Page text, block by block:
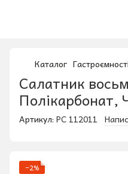
Каталог
Салатник
Полікарбонат,
Артикул: РС 112011
−2%